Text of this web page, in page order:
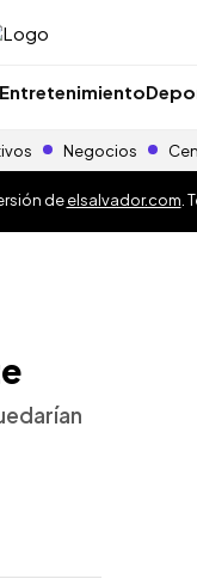
Entretenimiento
Negocios
deelsalvador.com .